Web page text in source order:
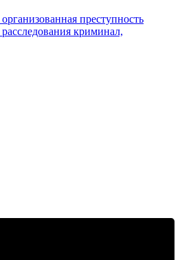
организованная преступность
расследования криминал,